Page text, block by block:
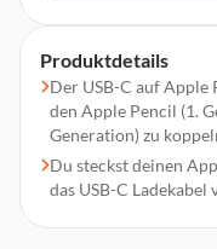
Produktdetails
Der USB-C auf
den Apple Pencil (1.
Generation) zu
Du steckst deinen
das USB-C Ladekabel